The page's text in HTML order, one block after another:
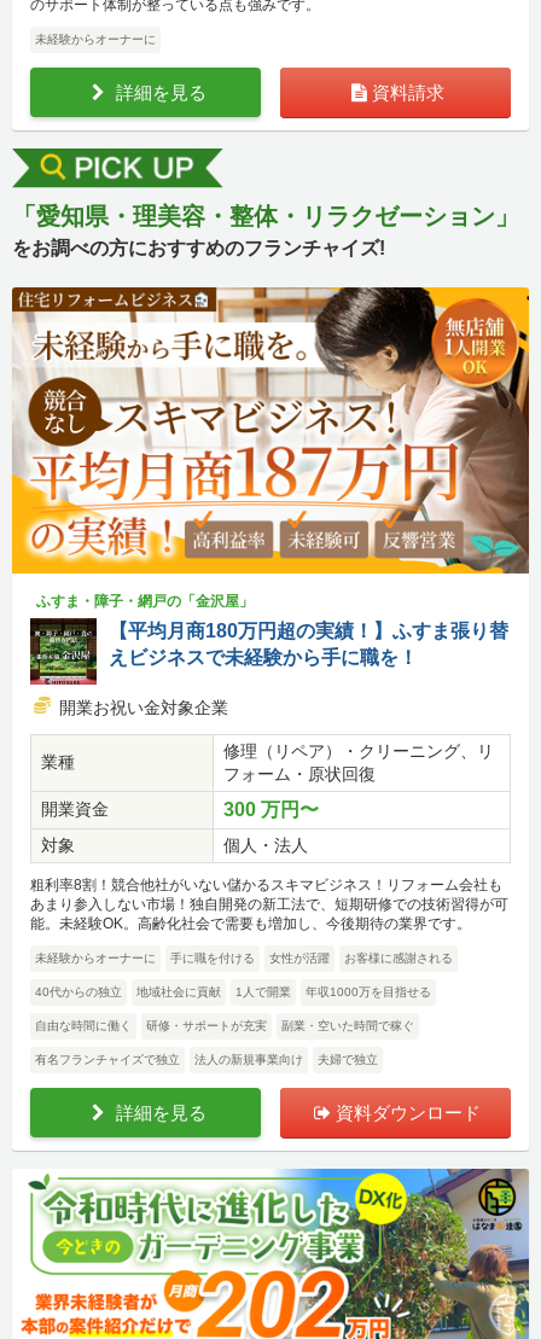
のサポート体制が整っている点も強みです。
未経験からオーナーに
詳細を見る 資料請求
「愛知県・理美容・整体・リラクゼーション」
をお調べの方におすすめのフランチャイズ!
ふすま・障子・網戸の「金沢屋」
【平均月商180万円超の実績！】ふすま張り替
えビジネスで未経験から手に職を！
開業お祝い金対象企業
業種
修理（リペア）・クリーニング、リ
フォーム・原状回復
開業資金
300 万円〜
対象 個人・法人
粗利率8割！競合他社がいない儲かるスキマビジネス！リフォーム会社も
あまり参入しない市場！独自開発の新工法で、短期研修での技術習得が可
能。未経験OK。高齢化社会で需要も増加し、今後期待の業界です。
未経験からオーナーに 手に職を付ける 女性が活躍 お客様に感謝される
40代からの独立 地域社会に貢献 1人で開業 年収1000万を目指せる
自由な時間に働く 研修・サポートが充実 副業・空いた時間で稼ぐ
有名フランチャイズで独立 法人の新規事業向け 夫婦で独立
詳細を見る 資料ダウンロード